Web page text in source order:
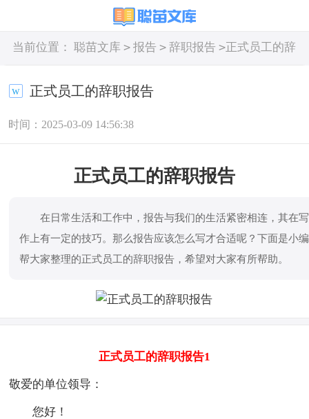
当前位置： 聪苗文库 > 报告 > 辞职报告 >正式员工的辞
正式员工的辞职报告
时间：2025-03-09 14:56:38
正式员工的辞职报告
在日常生活和工作中，报告与我们的生活紧密相连，其在写
作上有一定的技巧。那么报告应该怎么写才合适呢？下面是小编
帮大家整理的正式员工的辞职报告，希望对大家有所帮助。
正式员工的辞职报告1
敬爱的单位领导：
您好！